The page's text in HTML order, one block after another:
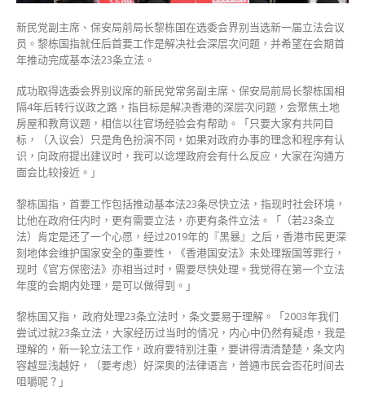
中
新民党副主席、保安局前局长黎栋国在选委会界别当选新一届立法会议
员。黎栋国指就任后首要工作是解决社会深层次问题，并希望在会期首
年推动完成基本法23条立法。
成功取得选委会界别议席的新民党常务副主席、保安局前局长黎栋国相
隔4年后转行议政之路，指目标是解决香港的深层次问题，会聚焦土地
房屋和教育议题，相信以往官场经验会有帮助。「只要大家有共同目
标，（入议会）只是角色扮演不同，如果对政府办事的理念和程序有认
识，向政府提出建议时，我可以谂埋政府会有什么反应，大家在沟通方
面会比较接近。」
黎栋国指，首要工作包括推动基本法23条尽快立法，指现时社会环境，
比他在政府任内时，更有需要立法，亦更有条件立法。「（若23条立
法）肯定是还了一个心愿，经过2019年的『黑暴』之后，香港市民更深
刻地体会维护国家安全的重要性，《香港国安法》未处理叛国等罪行，
现时《官方保密法》亦相当过时，需要尽快处理。我觉得在第一个立法
年度的会期内处理，是可以做得到。」
黎栋国又指， 政府处理23条立法时，条文要易于理解。「2003年我们
尝试过就23条立法，大家经历过当时的情况，内心中仍然有疑虑，我是
理解的，新一轮立法工作，政府要特别注重，要讲得清清楚楚，条文内
容越显浅越好，（要考虑）好深奥的法律语言，普通市民会否花时间去
咀嚼呢？」